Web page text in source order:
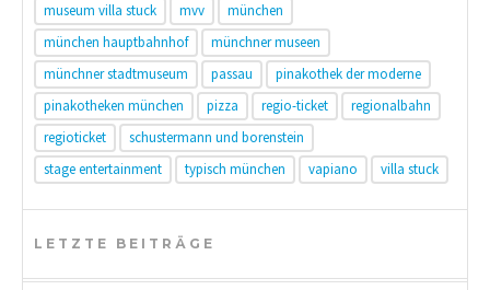
museum villa stuck
mvv
münchen
münchen hauptbahnhof
münchner museen
münchner stadtmuseum
passau
pinakothek der moderne
pinakotheken münchen
pizza regio-ticket
regionalbahn
regioticket
schustermann und borenstein
stage entertainment
typisch münchen vapiano villa stuck
LETZTE BEITRÄGE